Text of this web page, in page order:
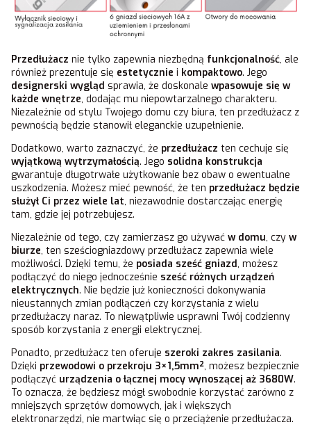
Przedłużacz nie tylko zapewnia niezbędną funkcjonalność, ale
również prezentuje się estetycznie i kompaktowo. Jego
designerski wygląd sprawia, że doskonale wpasowuje się w
każde wnętrze, dodając mu niepowtarzalnego charakteru.
Niezależnie od stylu Twojego domu czy biura, ten przedłużacz z
pewnością będzie stanowił eleganckie uzupełnienie.
Dodatkowo, warto zaznaczyć, że przedłużacz ten cechuje się
wyjątkową wytrzymałością. Jego solidna konstrukcja
gwarantuje długotrwałe użytkowanie bez obaw o ewentualne
uszkodzenia. Możesz mieć pewność, że ten przedłużacz będzie
służył Ci przez wiele lat, niezawodnie dostarczając energię
tam, gdzie jej potrzebujesz.
Niezależnie od tego, czy zamierzasz go używać w domu, czy w
biurze, ten sześciogniazdowy przedłużacz zapewnia wiele
możliwości. Dzięki temu, że posiada sześć gniazd, możesz
podłączyć do niego jednocześnie sześć różnych urządzeń
elektrycznych. Nie będzie już konieczności dokonywania
nieustannych zmian podłączeń czy korzystania z wielu
przedłużaczy naraz. To niewątpliwie usprawni Twój codzienny
sposób korzystania z energii elektrycznej.
Ponadto, przedłużacz ten oferuje szeroki zakres zasilania.
Dzięki przewodowi o przekroju 3×1,5mm², możesz bezpiecznie
podłączyć urządzenia o łącznej mocy wynoszącej aż 3680W.
To oznacza, że będziesz mógł swobodnie korzystać zarówno z
mniejszych sprzętów domowych, jak i większych
elektronarzędzi, nie martwiąc się o przeciążenie przedłużacza.